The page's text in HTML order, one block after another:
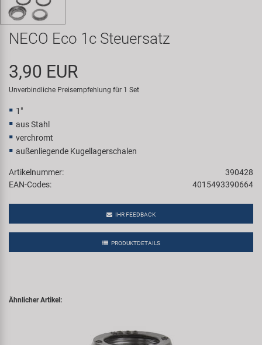
Samox
Smart
SRAM/RockShox
Trail-Gator
NECO Eco 1c Steuersatz
3,90 EUR
Unverbindliche Preisempfehlung für 1 Set
1"
aus Stahl
verchromt
außenliegende Kugellagerschalen
Artikelnummer:
390428
EAN-Codes:
4015493390664
IHR FEEDBACK
PRODUKTDETAILS
Ähnlicher Artikel: